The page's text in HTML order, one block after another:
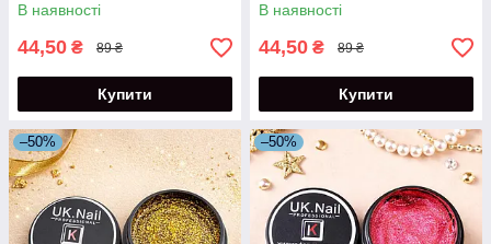
В наявності
44,50 ₴ 89 ₴
Купити
В наявності
44,50 ₴ 89 ₴
Купити
–50% –50%